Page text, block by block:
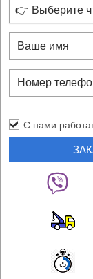
👉 Выберите
С нами